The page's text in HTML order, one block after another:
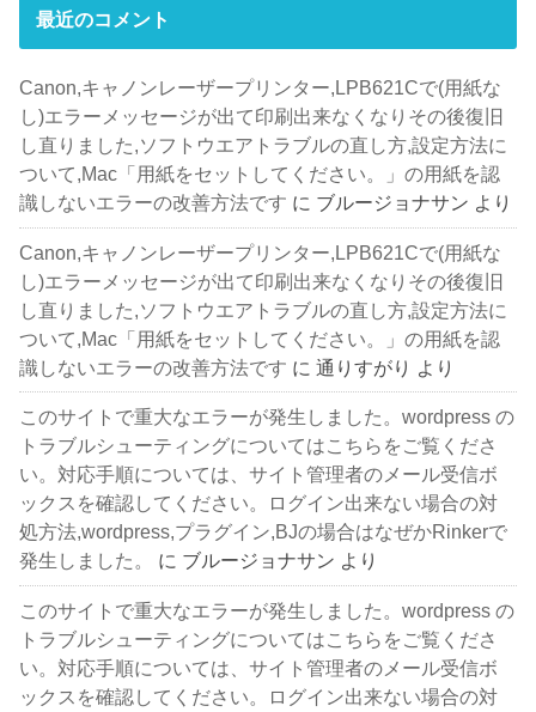
最近のコメント
Canon,キャノンレーザープリンター,LPB621Cで(用紙な
し)エラーメッセージが出て印刷出来なくなりその後復旧
し直りました,ソフトウエアトラブルの直し方,設定方法に
ついて,Mac「用紙をセットしてください。」の用紙を認
識しないエラーの改善方法です に ブルージョナサン より
Canon,キャノンレーザープリンター,LPB621Cで(用紙な
し)エラーメッセージが出て印刷出来なくなりその後復旧
し直りました,ソフトウエアトラブルの直し方,設定方法に
ついて,Mac「用紙をセットしてください。」の用紙を認
識しないエラーの改善方法です に通りすがり より
このサイトで重大なエラーが発生しました。wordpress の
トラブルシューティングについてはこちらをご覧くださ
い。対応手順については、サイト管理者のメール受信ボ
ックスを確認してください。ログイン出来ない場合の対
処方法,wordpress,プラグイン,BJの場合はなぜかRinkerで
発生しました。
に ブルージョナサン より
このサイトで重大なエラーが発生しました。wordpress の
トラブルシューティングについてはこちらをご覧くださ
い。対応手順については、サイト管理者のメール受信ボ
ックスを確認してください。ログイン出来ない場合の対